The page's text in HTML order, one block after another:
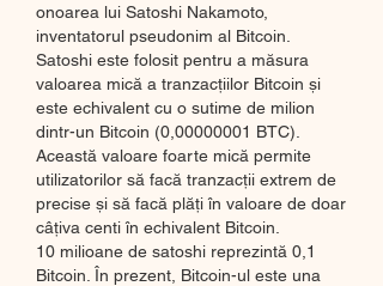
onoarea lui Satoshi Nakamoto,
inventatorul pseudonim al Bitcoin.
Satoshi este folosit pentru a măsura
valoarea mică a tranzacțiilor Bitcoin și
este echivalent cu o sutime de milion
dintr-un Bitcoin (0,00000001 BTC).
Această valoare foarte mică permite
utilizatorilor să facă tranzacții extrem de
precise și să facă plăți în valoare de doar
câțiva centi în echivalent Bitcoin.
10 milioane de satoshi reprezintă 0,1
Bitcoin. În prezent, Bitcoin-ul este una